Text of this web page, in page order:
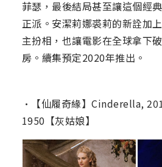
菲瑟，最後結局甚至讓這個經
正派。安潔莉娜裘莉的新詮加
主扮相，也讓電影在全球拿下
房。續集預定2020年推出。
•【仙履奇緣】Cinderella,
1950【灰姑娘】